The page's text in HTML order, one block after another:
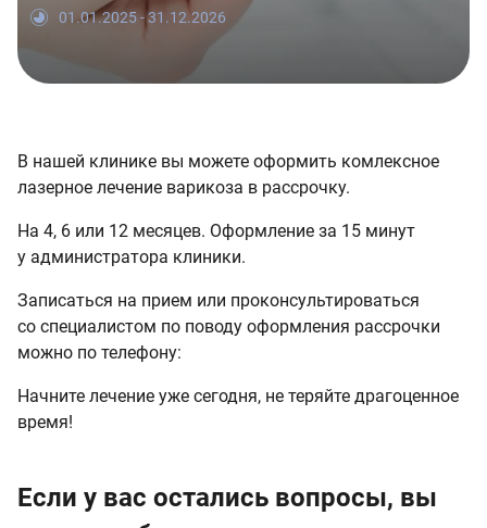
01.01.2025 - 31.12.2026
В нашей клинике вы можете оформить комлексное
лазерное лечение варикоза в рассрочку.
На 4, 6 или 12 месяцев. Оформление за 15 минут
у администратора клиники.
Записаться на прием или проконсультироваться
со специалистом по поводу оформления рассрочки
можно по телефону:
Начните лечение уже сегодня, не теряйте драгоценное
время!
Если у вас остались вопросы, вы